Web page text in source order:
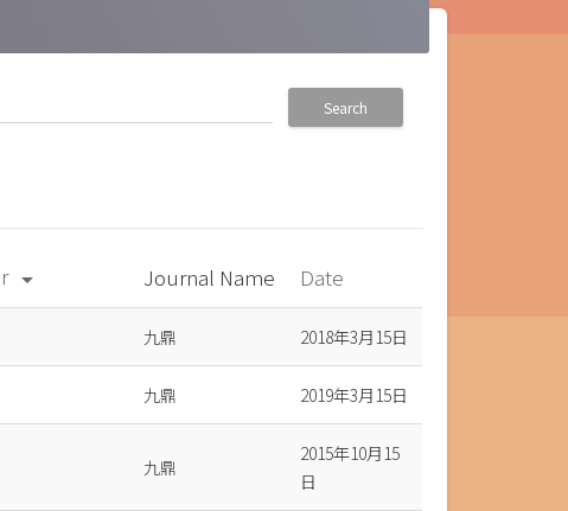
Search
arrow_drop_down Journal Name Date
九鼎 2018年3月15日
九鼎 2019年3月15日
九鼎
2015年10月15
日